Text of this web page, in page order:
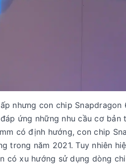
nhưng con chip
ứng những nhu cầu cơ bản
có định hướng, con chip
trong năm 2021. Tuy nhiên
có xu hướng sử dụng dòng